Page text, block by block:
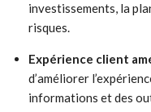
investissements, la
risques.
Expérience client
d’améliorer
informations et des